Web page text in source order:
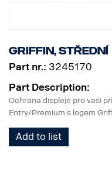
Griffin, střední
Part nr.: 3245170
Part Description:
Ochrana displeje pro vaši
Entry/Premium s logem
Add to list